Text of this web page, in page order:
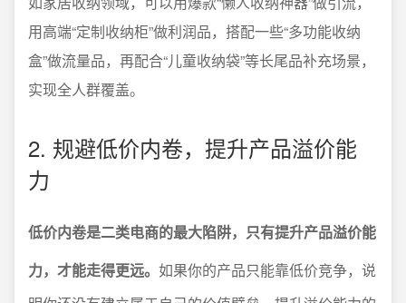
用高端“定制收纳柜”做利润品，搭配一些“多功能收纳
盒”做流量品，再配合“儿童收纳袋”等长尾品补充场景，
实现全人群覆盖。
2. 规避低价内卷，提升产品溢价能
力
低价内卷是二类电商的最大陷阱，只有提升产品溢价能
力，才能走得更远。 如果你的产品只能靠低价竞争，说